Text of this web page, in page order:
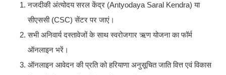
नजदीकी अंत्योदय सरल केंद्र (Antyodaya Saral Kendra) या
सीएससी (CSC) सेंटर पर जाएं।
सभी अनिवार्य दस्तावेजों के साथ स्वरोजगार ऋण योजना का फॉर्म
ऑनलाइन भरें।
ऑनलाइन आवेदन की प्रति को हरियाणा अनुसूचित जाति वित्त एवं विकास